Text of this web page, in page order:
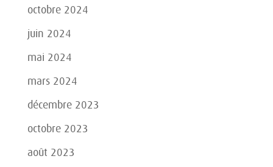
octobre 2024
juin 2024
mai 2024
mars 2024
décembre 2023
octobre 2023
août 2023